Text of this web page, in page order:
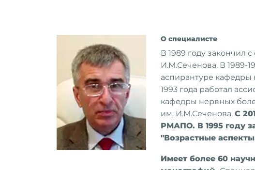
О специалисте
В 1989 году закончил
И.М.Сеченова. В 1989-
аспирантуре
1993 года работал
кафедры нервных
им. И.М.Сеченова. С
РМАПО. В 1995 году
"Возрастные
Имеет более 60